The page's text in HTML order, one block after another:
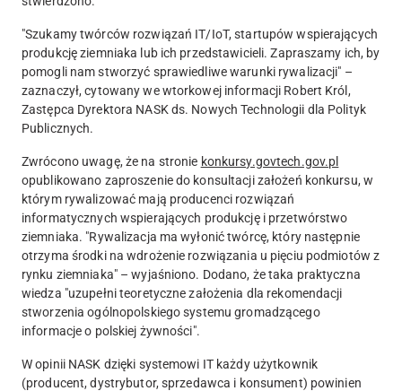
"Szukamy twórców rozwiązań IT/IoT, startupów wspierających
produkcję ziemniaka lub ich przedstawicieli. Zapraszamy ich, by
pomogli nam stworzyć sprawiedliwe warunki rywalizacji" –
zaznaczył, cytowany we wtorkowej informacji Robert Król,
Zastępca Dyrektora NASK ds. Nowych Technologii dla Polityk
Publicznych.
Zwrócono uwagę, że na stronie konkursy.govtech.gov.pl
opublikowano zaproszenie do konsultacji założeń konkursu, w
którym rywalizować mają producenci rozwiązań
informatycznych wspierających produkcję i przetwórstwo
ziemniaka. "Rywalizacja ma wyłonić twórcę, który następnie
otrzyma środki na wdrożenie rozwiązania u pięciu podmiotów z
rynku ziemniaka" – wyjaśniono. Dodano, że taka praktyczna
wiedza "uzupełni teoretyczne założenia dla rekomendacji
stworzenia ogólnopolskiego systemu gromadzącego
informacje o polskiej żywności".
W opinii NASK dzięki systemowi IT każdy użytkownik
(producent, dystrybutor, sprzedawca i konsument) powinien